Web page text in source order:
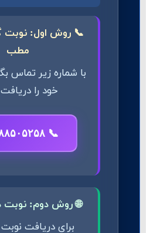
📞 روش اول: نوبت
مطب
با شماره زیر تماس
خود را
📞 ۰۲۱-۸۸۵۰۵۲۵۸
🌐 روش دوم: نوبت
برای دریافت